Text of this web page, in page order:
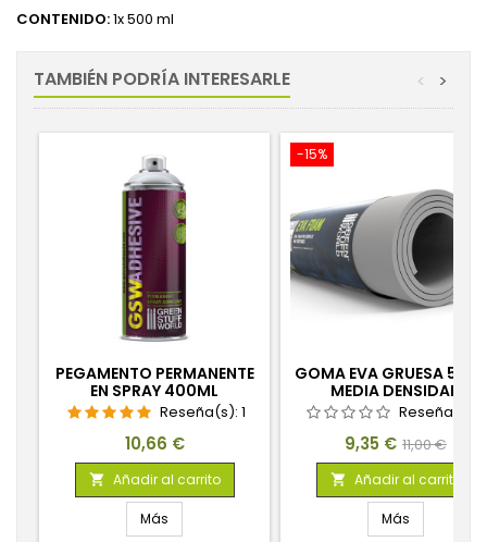
CONTENIDO:1x 500 ml
TAMBIÉN PODRÍA INTERESARLE >
<
PEGAMENTO PERMANENTE
EN SPRAY 400ML
Reseña(s): 1
Precio
10,66 €
 Añadir al carrito
Más
-15%
GOMA EVA GRUESA
MEDIA DENSIDAD
Reseña(s):
Precio
9,35 € Precio
base
11,00 €
 Añadir al carrito
Más